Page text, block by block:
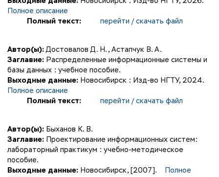
Полное описание
Полный текст:
перейти / скачать файл
Автор(ы): Достовалов Д. Н. , Астапчук В. А.
Заглавие: Распределенные информационные системы и
базы данных : учебное пособие.
Выходные данные: Новосибирск : Изд-во НГТУ, 2024.
Полное описание
Полный текст:
перейти / скачать файл
Автор(ы): Быханов К. В.
Заглавие: Проектирование информационных систем:
лабораторный практикум : учебно-методическое
пособие.
Выходные данные: Новосибирск, [2007].
Полное